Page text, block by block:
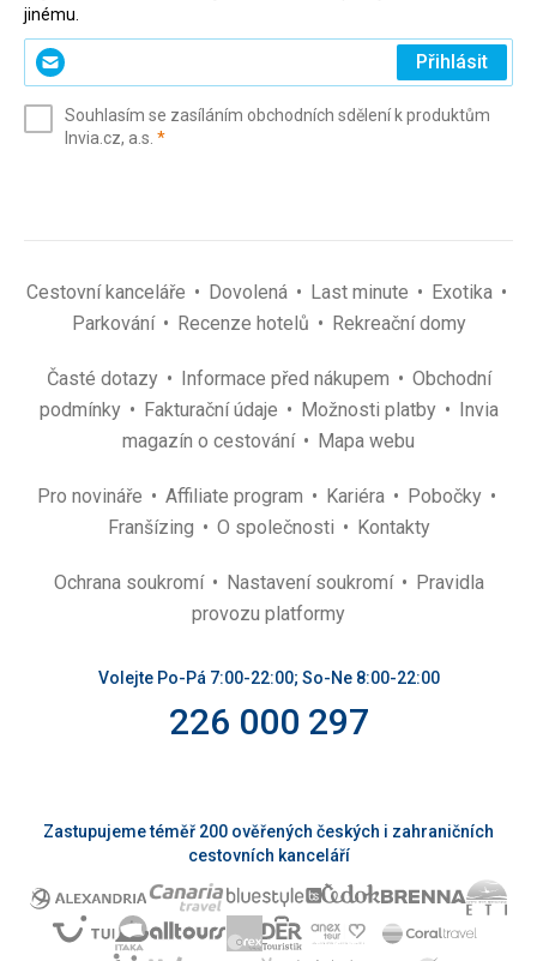
jinému.
Zadejte
svůj
(povinné)
Přihlásit
Souhlasím se zasíláním obchodních sdělení k produktům
Invia.cz, a.s. *(povinné)
Cestovní kanceláře Dovolená Last minute
Exotika
Parkování
Recenze hotelů Rekreační domy
Časté dotazy Informace před nákupem
Obchodní
podmínky
Fakturační údaje Možnosti platby
Invia
magazín o cestování
Mapa webu
Pro novináře Affiliate program Kariéra
Pobočky
Franšízing
O společnosti Kontakty
Ochrana soukromí Nastavení soukromí
Pravidla
provozu platformy
Volejte Po-Pá 7:00-22:00; So-Ne 8:00-22:00
226 000 297
Zastupujeme téměř 200 ověřených českých i zahraničních
cestovních kanceláří